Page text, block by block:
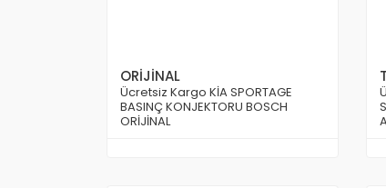
ORİJİNAL
Ücretsiz Kargo KİA SPORTAGE
BASINÇ KONJEKTORU BOSCH
ORİJİNAL